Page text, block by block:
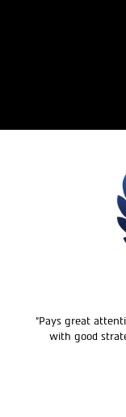
"Pays great
with good